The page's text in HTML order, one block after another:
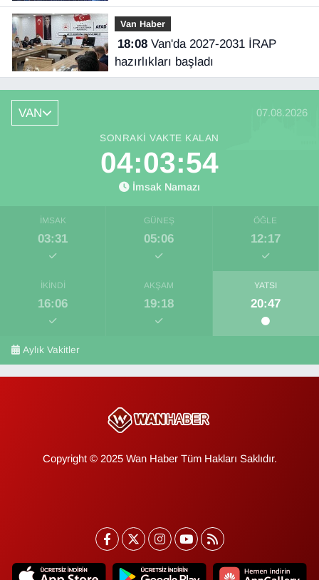
Van Haber
18:08Van'da 2027-2031 İRAP
hazırlıkları başladı
VAN 07.08.2026
SONRAKI VAKTE KALAN
04:03:53
İmsak Namazı
İMSAK
03:31
GÜNEŞ
05:06
ÖĞLE
12:17
İKINDI
16:06
AKŞAM
19:18
YATSI
20:47
Aylık Vakitler
Copyright © 2025 Wan Haber Tüm Hakları Saklıdır.